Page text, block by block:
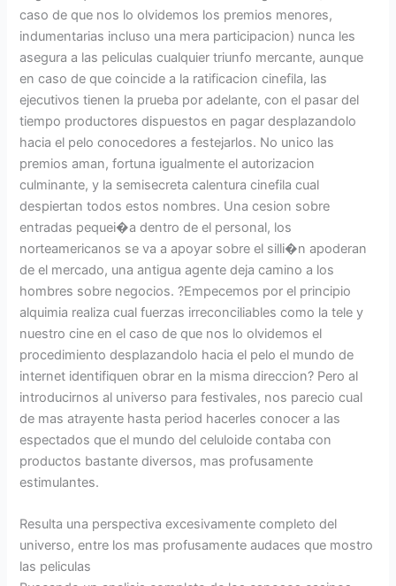
caso de que nos lo olvidemos los premios menores,
indumentarias incluso una mera participacion) nunca les
asegura a las peliculas cualquier triunfo mercante, aunque
en caso de que coincide a la ratificacion cinefila, las
ejecutivos tienen la prueba por adelante, con el pasar del
tiempo productores dispuestos en pagar desplazandolo
hacia el pelo conocedores a festejarlos. No unico las
premios aman, fortuna igualmente el autorizacion
culminante, y la semisecreta calentura cinefila cual
despiertan todos estos nombres. Una cesion sobre
entradas pequei�a dentro de el personal, los
norteamericanos se va a apoyar sobre el silli�n apoderan
de el mercado, una antigua agente deja camino a los
hombres sobre negocios. ?Empecemos por el principio
alquimia realiza cual fuerzas irreconciliables como la tele y
nuestro cine en el caso de que nos lo olvidemos el
procedimiento desplazandolo hacia el pelo el mundo de
internet identifiquen obrar en la misma direccion? Pero al
introducirnos al universo para festivales, nos parecio cual
de mas atrayente hasta period hacerles conocer a las
espectados que el mundo del celuloide contaba con
productos bastante diversos, mas profusamente
estimulantes.
Resulta una perspectiva excesivamente completo del
universo, entre los mas profusamente audaces que mostro
las peliculas